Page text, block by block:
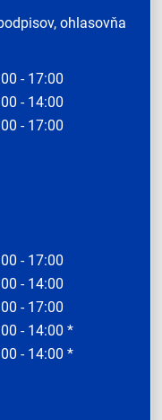
ohlasovňa
- 17:00
- 14:00
- 17:00
- 17:00
- 14:00
- 17:00
- 14:00 *
- 14:00 *